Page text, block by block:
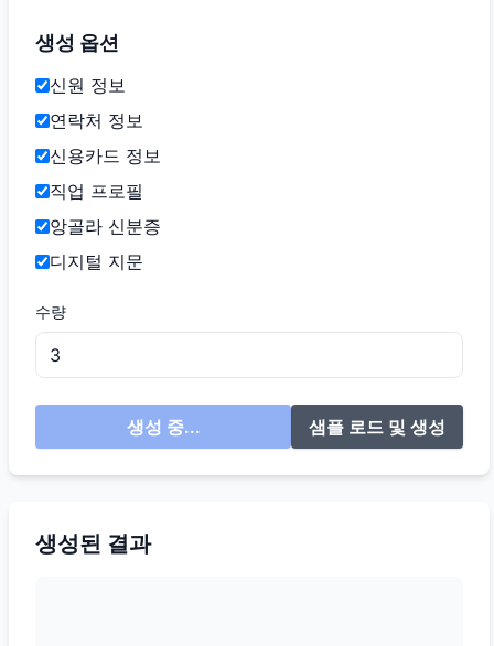
생성 옵션
신원 정보
연락처 정보
신용카드 정보
직업 프로필
앙골라 신분증
디지털 지문
수량
생성 중... 샘플 로드 및 생성
생성된 결과